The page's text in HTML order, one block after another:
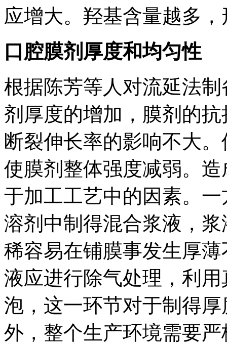
应增大。羟基含量越多
口腔膜剂厚度和均匀性
根据陈芳等人对流延法
剂厚度的增加，膜剂的
断裂伸长率的影响不大
使膜剂整体强度减弱。
于加工工艺中的因素。
溶剂中制得混合浆液，
稀容易在铺膜事发生厚
液应进行除气处理，利
泡，这一环节对于制得
外，整个生产环境需要